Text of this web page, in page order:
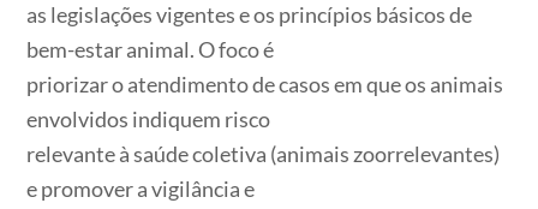
as legislações vigentes e os princípios básicos de
bem-estar animal. O foco é
priorizar o atendimento de casos em que os animais
envolvidos indiquem risco
relevante à saúde coletiva (animais zoorrelevantes)
e promover a vigilância e